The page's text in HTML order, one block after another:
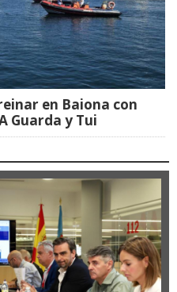
en Baiona con
Guarda y Tui